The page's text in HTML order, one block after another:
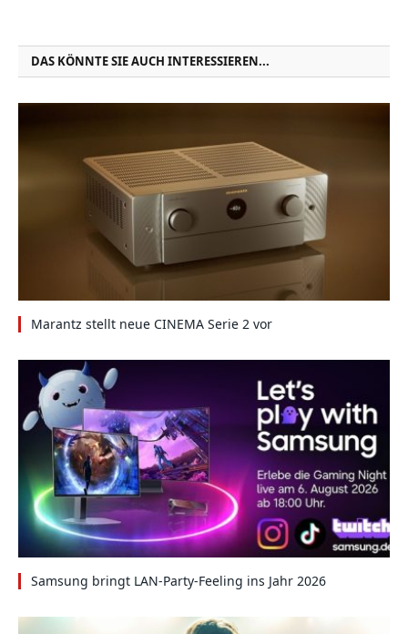
DAS KÖNNTE SIE AUCH INTERESSIEREN...
Marantz stellt neue CINEMA Serie 2 vor
Samsung bringt LAN-Party-Feeling ins Jahr 2026